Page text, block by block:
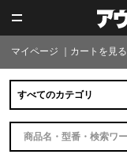
マイページ カートを見る